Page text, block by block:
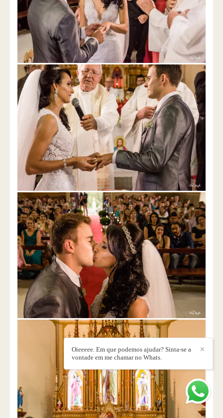
✕
Oieeeee. Em que podemos ajudar? Sinta-se a
vontade em me chamar no Whats.